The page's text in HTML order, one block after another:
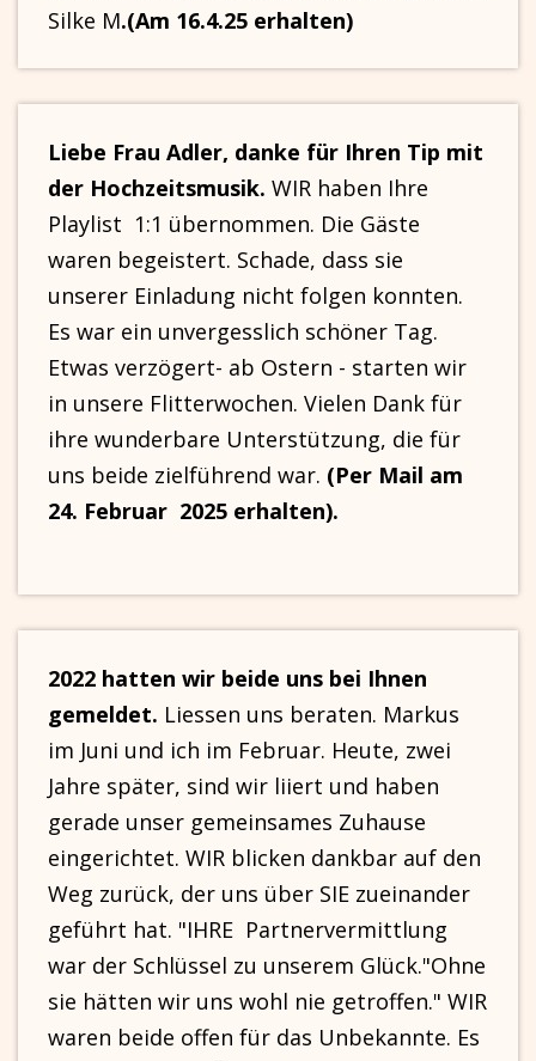
Silke M.(Am 16.4.25 erhalten)
Liebe Frau Adler, danke für Ihren Tip mit
der Hochzeitsmusik. WIR haben Ihre
Playlist 1:1 übernommen. Die Gäste
waren begeistert. Schade, dass sie
unserer Einladung nicht folgen konnten.
Es war ein unvergesslich schöner Tag.
Etwas verzögert- ab Ostern - starten wir
in unsere Flitterwochen. Vielen Dank für
ihre wunderbare Unterstützung, die für
uns beide zielführend war. (Per Mail am
24. Februar 2025 erhalten).
2022 hatten wir beide uns bei Ihnen
gemeldet. Liessen uns beraten. Markus
im Juni und ich im Februar. Heute, zwei
Jahre später, sind wir liiert und haben
gerade unser gemeinsames Zuhause
eingerichtet. WIR blicken dankbar auf den
Weg zurück, der uns über SIE zueinander
geführt hat. "IHRE Partnervermittlung
war der Schlüssel zu unserem Glück."Ohne
sie hätten wir uns wohl nie getroffen." WIR
waren beide offen für das Unbekannte. Es